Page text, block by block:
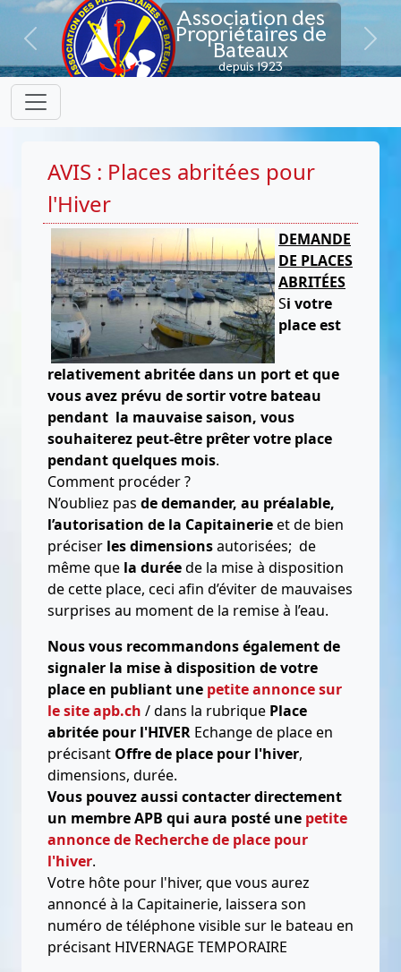
Association des
Propriétaires de
Bateaux
depuis 1923
Previous Next
AVIS : Places abritées pour
l'Hiver
DEMANDE
DE PLACES
ABRITÉES
Si votre
place est
relativement abritée dans un port et que
vous avez prévu de sortir votre bateau
pendant la mauvaise saison, vous
souhaiterez peut-être prêter votre place
pendant quelques mois.
Comment procéder ?
N’oubliez pas de demander, au préalable,
l’autorisation de la Capitainerieet de bien
préciser les dimensionsautorisées; de
même que la duréede la mise à disposition
de cette place, ceci afin d’éviter de mauvaises
surprises au moment de la remise à l’eau.
Nous vous recommandons également de
signaler la mise à disposition de votre
place en publiant une petite annonce sur
le site apb.ch / dans la rubrique Place
abritée pour l'HIVER Echange de place en
précisant Offre de place pour l'hiver,
dimensions, durée.
Vous pouvez aussi contacter directement
un membre APB qui aura posté une petite
annonce de Recherche de place pour
l'hiver.
Votre hôte pour l'hiver, que vous aurez
annoncé à la Capitainerie, laissera son
numéro de téléphone visible sur le bateau en
précisant HIVERNAGE TEMPORAIRE